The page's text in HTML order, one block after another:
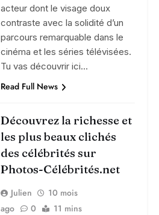
acteur dont le visage doux
contraste avec la solidité d’un
parcours remarquable dans le
cinéma et les séries télévisées.
Tu vas découvrir ici…
Read Full News
Découvrez la richesse et
les plus beaux clichés
des célébrités sur
Photos-Célébrités.net
Julien
10 mois
ago
0 11 mins